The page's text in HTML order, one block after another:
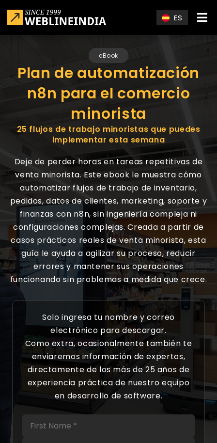
ES
eBook
Plan de automatización
n8n para el comercio
minorista
25 flujos de trabajo minoristas que puedes
implementar esta semana
Deje de perder horas en tareas repetitivas de
venta minorista. Este ebook le muestra cómo
automatizar flujos de trabajo de inventario,
pedidos, datos de clientes, marketing, soporte y
finanzas con n8n, sin ingeniería compleja ni
configuraciones complejas. Creada a partir de
casos prácticos reales de venta minorista, esta
guía le ayuda a agilizar su proceso, reducir
errores y mantener sus operaciones
funcionando sin problemas a medida que crece.
Solo ingresa tu nombre y correo
electrónico para descargar.
Como extra, ocasionalmente también te
enviaremos información de expertos,
directamente de los más de 25 años de
experiencia práctica de nuestro equipo
en desarrollo de software.